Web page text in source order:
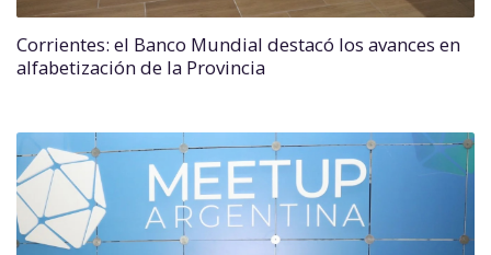
Corrientes: el Banco Mundial destacó los avances en
alfabetización de la Provincia